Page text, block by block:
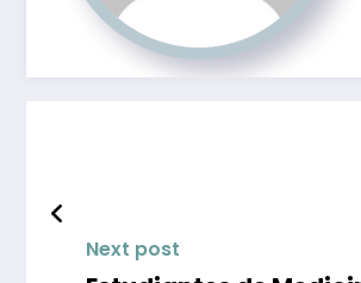
Next post